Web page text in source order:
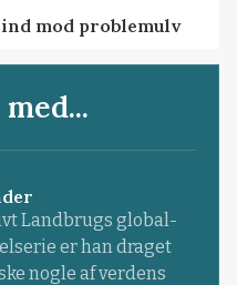
mod problemulv
Landbrugs global-
er han draget
nogle af verdens